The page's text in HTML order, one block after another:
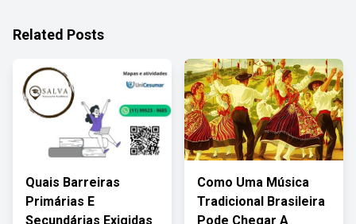
Related Posts
Quais Barreiras
Primárias E
Secundárias Exigidas
Como Uma Música
Tradicional Brasileira
Pode Chegar A